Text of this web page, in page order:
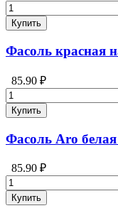
Купить
Фасоль красная
85.90 ₽
Купить
Фасоль Aro
85.90 ₽
Купить